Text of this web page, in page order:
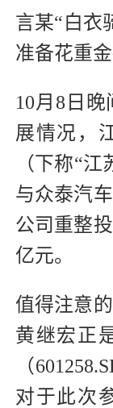
言某“白衣
准备花重金
10月8日
展情况，
（下称“
与众泰汽
公司重整
亿元。
值得注意
黄继宏正
（
对于此次